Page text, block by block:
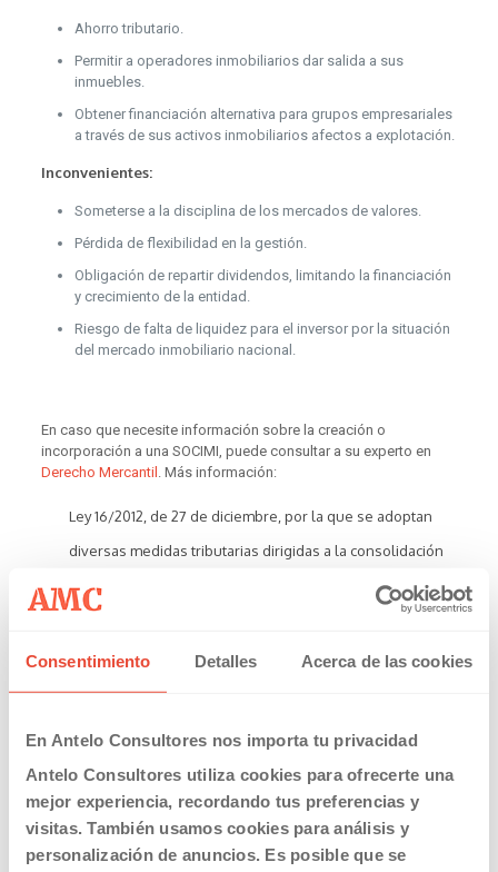
Consentimiento Detalles Acerca de las cookies
En Antelo Consultores nos importa tu privacidad
Antelo Consultores utiliza cookies para ofrecerte una
mejor experiencia, recordando tus preferencias y
visitas. También usamos cookies para análisis y
personalización de anuncios. Es posible que se
Ahorro tributario.
Permitir a operadores inmobiliarios dar salida a sus
inmuebles.
Obtener financiación alternativa para grupos empresariales
a través de sus activos inmobiliarios afectos a explotación.
Inconvenientes:
Someterse a la disciplina de los mercados de valores.
Pérdida de flexibilidad en la gestión.
Obligación de repartir dividendos, limitando la financiación
y crecimiento de la entidad.
Riesgo de falta de liquidez para el inversor por la situación
del mercado inmobiliario nacional.
En caso que necesite información sobre la creación o
incorporación a una SOCIMI, puede consultar a su experto en
Derecho Mercantil . Más información:
Ley 16/2012, de 27 de diciembre, por la que se adoptan
diversas medidas tributarias dirigidas a la consolidación
de las finanzas públicas y al impulso de la actividad
Share 0
Related posts